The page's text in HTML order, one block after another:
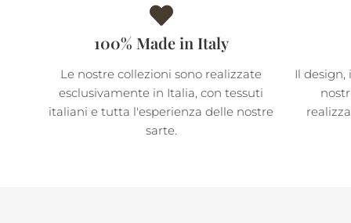
100% Made in Italy
Le nostre collezioni sono realizzate
esclusivamente in Italia, con tessuti
italiani e tutta l'esperienza delle nostre
sarte.
Il design,